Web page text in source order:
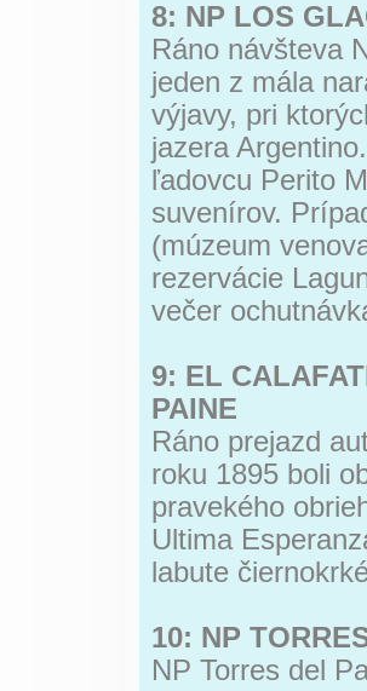
8: NP LOS
Ráno návšteva
jeden z mála
výjavy, pri
jazera
ľadovcu Perito
suvenírov.
(múzeum
rezervácie
večer
9: EL
PAINE
Ráno prejazd
roku 1895 boli
pravekého
Ultima
labute
10: NP
NP Torres del